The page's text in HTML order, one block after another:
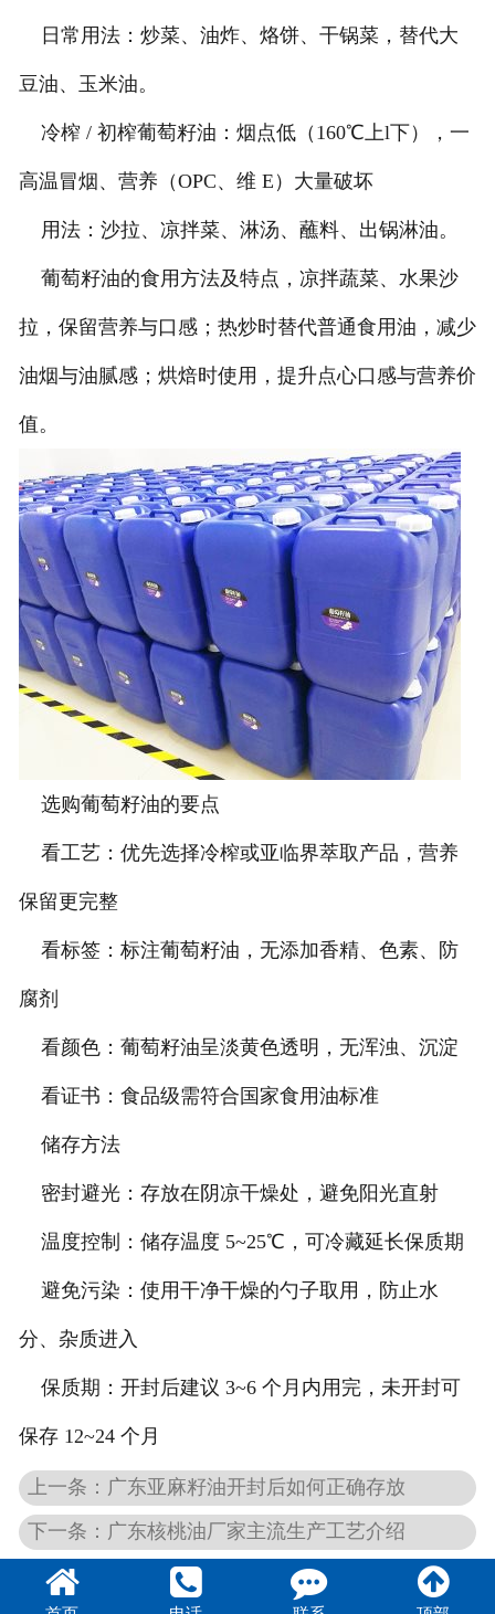
日常用法：炒菜、油炸、烙饼、干锅菜，替代大
豆油、玉米油。
冷榨 / 初榨葡萄籽油：烟点低（160℃上l下），一
高温冒烟、营养（OPC、维 E）大量破坏
用法：沙拉、凉拌菜、淋汤、蘸料、出锅淋油。
葡萄籽油的食用方法及特点，凉拌蔬菜、水果沙
拉，保留营养与口感；热炒时替代普通食用油，减少
油烟与油腻感；烘焙时使用，提升点心口感与营养价
值。
选购葡萄籽油的要点
看工艺：优先选择冷榨或亚临界萃取产品，营养
保留更完整
看标签：标注葡萄籽油，无添加香精、色素、防
腐剂
看颜色：葡萄籽油呈淡黄色透明，无浑浊、沉淀
看证书：食品级需符合国家食用油标准
储存方法
密封避光：存放在阴凉干燥处，避免阳光直射
温度控制：储存温度 5~25℃，可冷藏延长保质期
避免污染：使用干净干燥的勺子取用，防止水
分、杂质进入
保质期：开封后建议 3~6 个月内用完，未开封可
保存 12~24 个月
上一条：广东亚麻籽油开封后如何正确存放
下一条：广东核桃油厂家主流生产工艺介绍